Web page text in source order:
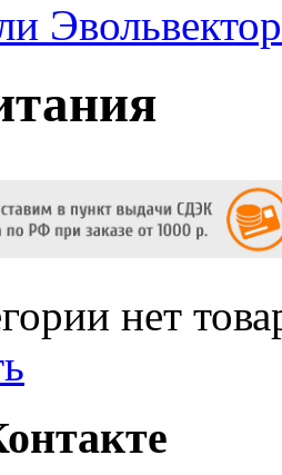
Эвольвектор
нет